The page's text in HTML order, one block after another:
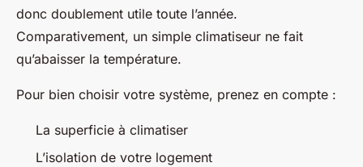
donc doublement utile toute l’année.
Comparativement, un simple climatiseur ne fait
qu’abaisser la température.
Pour bien choisir votre système, prenez en compte :
La superficie à climatiser
L’isolation de votre logement